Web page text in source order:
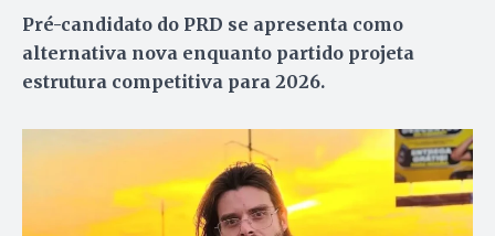
Pré-candidato do PRD se apresenta como
alternativa nova enquanto partido projeta
estrutura competitiva para 2026.